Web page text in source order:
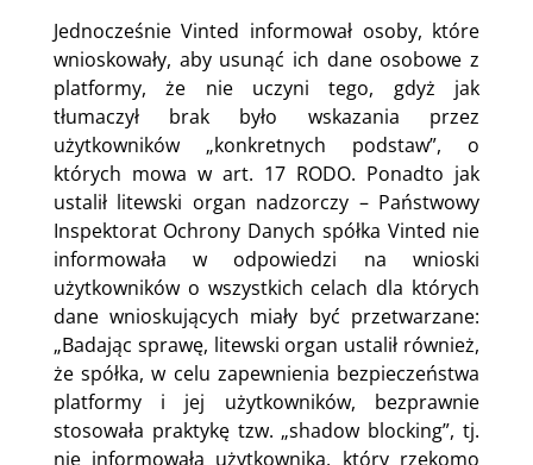
Jednocześnie Vinted informował osoby, które
wnioskowały, aby usunąć ich dane osobowe z
platformy, że nie uczyni tego, gdyż jak
tłumaczył brak było wskazania przez
użytkowników „konkretnych podstaw”, o
których mowa w art. 17 RODO. Ponadto jak
ustalił litewski organ nadzorczy – Państwowy
Inspektorat Ochrony Danych spółka Vinted nie
informowała w odpowiedzi na wnioski
użytkowników o wszystkich celach dla których
dane wnioskujących miały być przetwarzane:
„Badając sprawę, litewski organ ustalił również,
że spółka, w celu zapewnienia bezpieczeństwa
platformy i jej użytkowników, bezprawnie
stosowała praktykę tzw. „shadow blocking”, tj.
nie informowała użytkownika, który rzekomo